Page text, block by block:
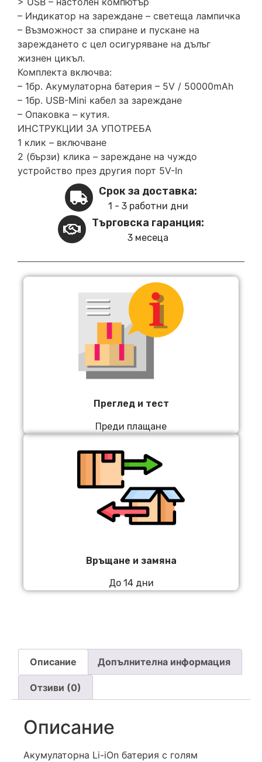
– Индикатор на зареждане – светеща лампичка
– Възможност за спиране и пускане на
зареждането с цел осигуряване на дълъг
жизнен цикъл.
Комплекта включва:
– 1бр. Акумулаторна батерия – 5V / 50000mAh
– 1бр. USB-Mini кабел за зареждане
– Опаковка – кутия.
ИНСТРУКЦИИ ЗА УПОТРЕБА
1 клик – включване
2 (бързи) клика – зареждане на чуждо
устройство през другия порт 5V-In
Срок за доставка:
1 - 3 работни дни
Търговска гаранция:
3 месеца
Преглед и тест
Преди плащане
Връщане и замяна
До 14 дни
Описание Допълнителна информация
Отзиви (0)
Описание
Акумулаторна Li-iOn батерия с голям